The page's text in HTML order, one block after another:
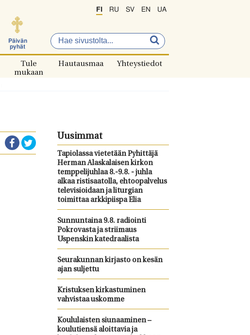
Päivän
pyhät
FI RU SV EN UA
Tule
mukaan
Hautausmaa Yhteystiedot
Uusimmat
Tapiolassa vietetään Pyhittäjä
Herman Alaskalaisen kirkon
temppelijuhlaa 8.-9.8. - juhla
alkaa ristisaatolla, ehtoopalvelus
televisioidaan ja liturgian
toimittaa arkkipiispa Elia
Sunnuntaina 9.8. radiointi
Pokrovasta ja striimaus
Uspenskin katedraalista
Seurakunnan kirjasto on kesän
ajan suljettu
Kristuksen kirkastuminen
vahvistaa uskomme
Koululaisten siunaaminen –
koulutiensä aloittavia ja